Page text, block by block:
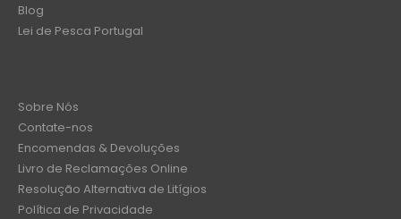
Blog
Lei de Pesca Portugal
Sobre Nós
Contate-nos
Encomendas & Devoluções
Livro de Reclamações Online
Resolução Alternativa de Litígios
Política de Privacidade